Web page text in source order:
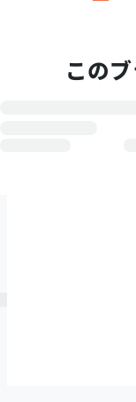
この